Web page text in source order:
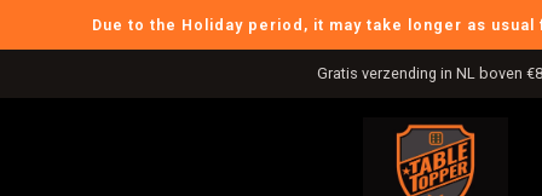
Due to the Holiday period, it may take longer as
Gratis verzending in NL boven